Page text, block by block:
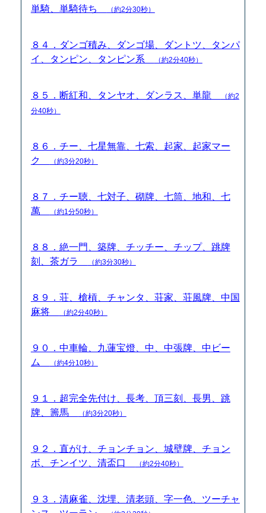
単騎、単騎待ち
（約2分30秒）
８４．ダンゴ積み、ダンゴ場、ダントツ、タンパ
イ、タンピン、タンピン系
（約2分40秒）
８５．断紅和、タンヤオ、ダンラス、単龍
（約2
分40秒）
８６．チー、七星無靠、七索、起家、起家マー
ク
（約3分20秒）
８７．チー聴、七対子、砌牌、七筒、地和、七
萬
（約1分50秒）
８８．絶一門、築牌、チッチー、チップ、跳牌
刻、茶ガラ
（約3分30秒）
８９．荘、槍槓、チャンタ、荘家、荘風牌、中国
麻将
（約2分40秒）
９０．中車輪、九蓮宝燈、中、中張牌、中ビー
ム
（約4分10秒）
９１．超完全先付け、長考、頂三刻、長男、跳
牌、籌馬
（約3分20秒）
９２．直がけ、チョンチョン、城壁牌、チョン
ボ、チンイツ、清盃口
（約2分40秒）
９３．清麻雀、沈埋、清老頭、字一色、ツーチャ